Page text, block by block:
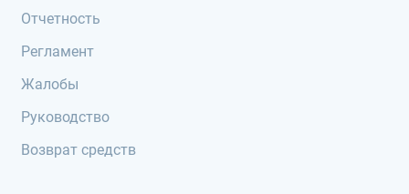
Отчетность
Регламент
Жалобы
Руководство
Возврат средств